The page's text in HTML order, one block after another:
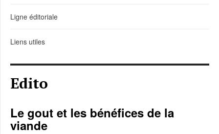
Ligne éditoriale
Liens utiles
Edito
Le gout et les bénéfices de la
viande